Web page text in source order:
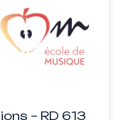
– RD 613